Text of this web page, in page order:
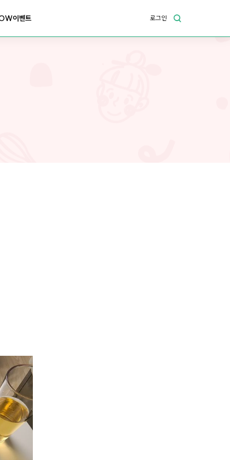
이벤트 로그인